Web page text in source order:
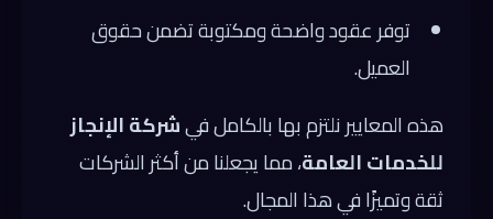
توفر عقود واضحة ومكتوبة تضمن حقوق
العميل.
هذه المعايير نلتزم بها بالكامل فيشركة الإنجاز
للخدمات العامة، مما يجعلنا من أكثر الشركات
ثقة وتميزًا في هذا المجال.